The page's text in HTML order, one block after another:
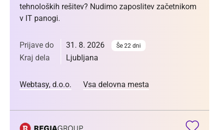
tehnoloških rešitev? Nudimo zaposlitev začetnikom
v IT panogi.
Prijave do 31. 8. 2026 Še 22 dni
Kraj dela Ljubljana
Webtasy, d.o.o. Vsa delovna mesta